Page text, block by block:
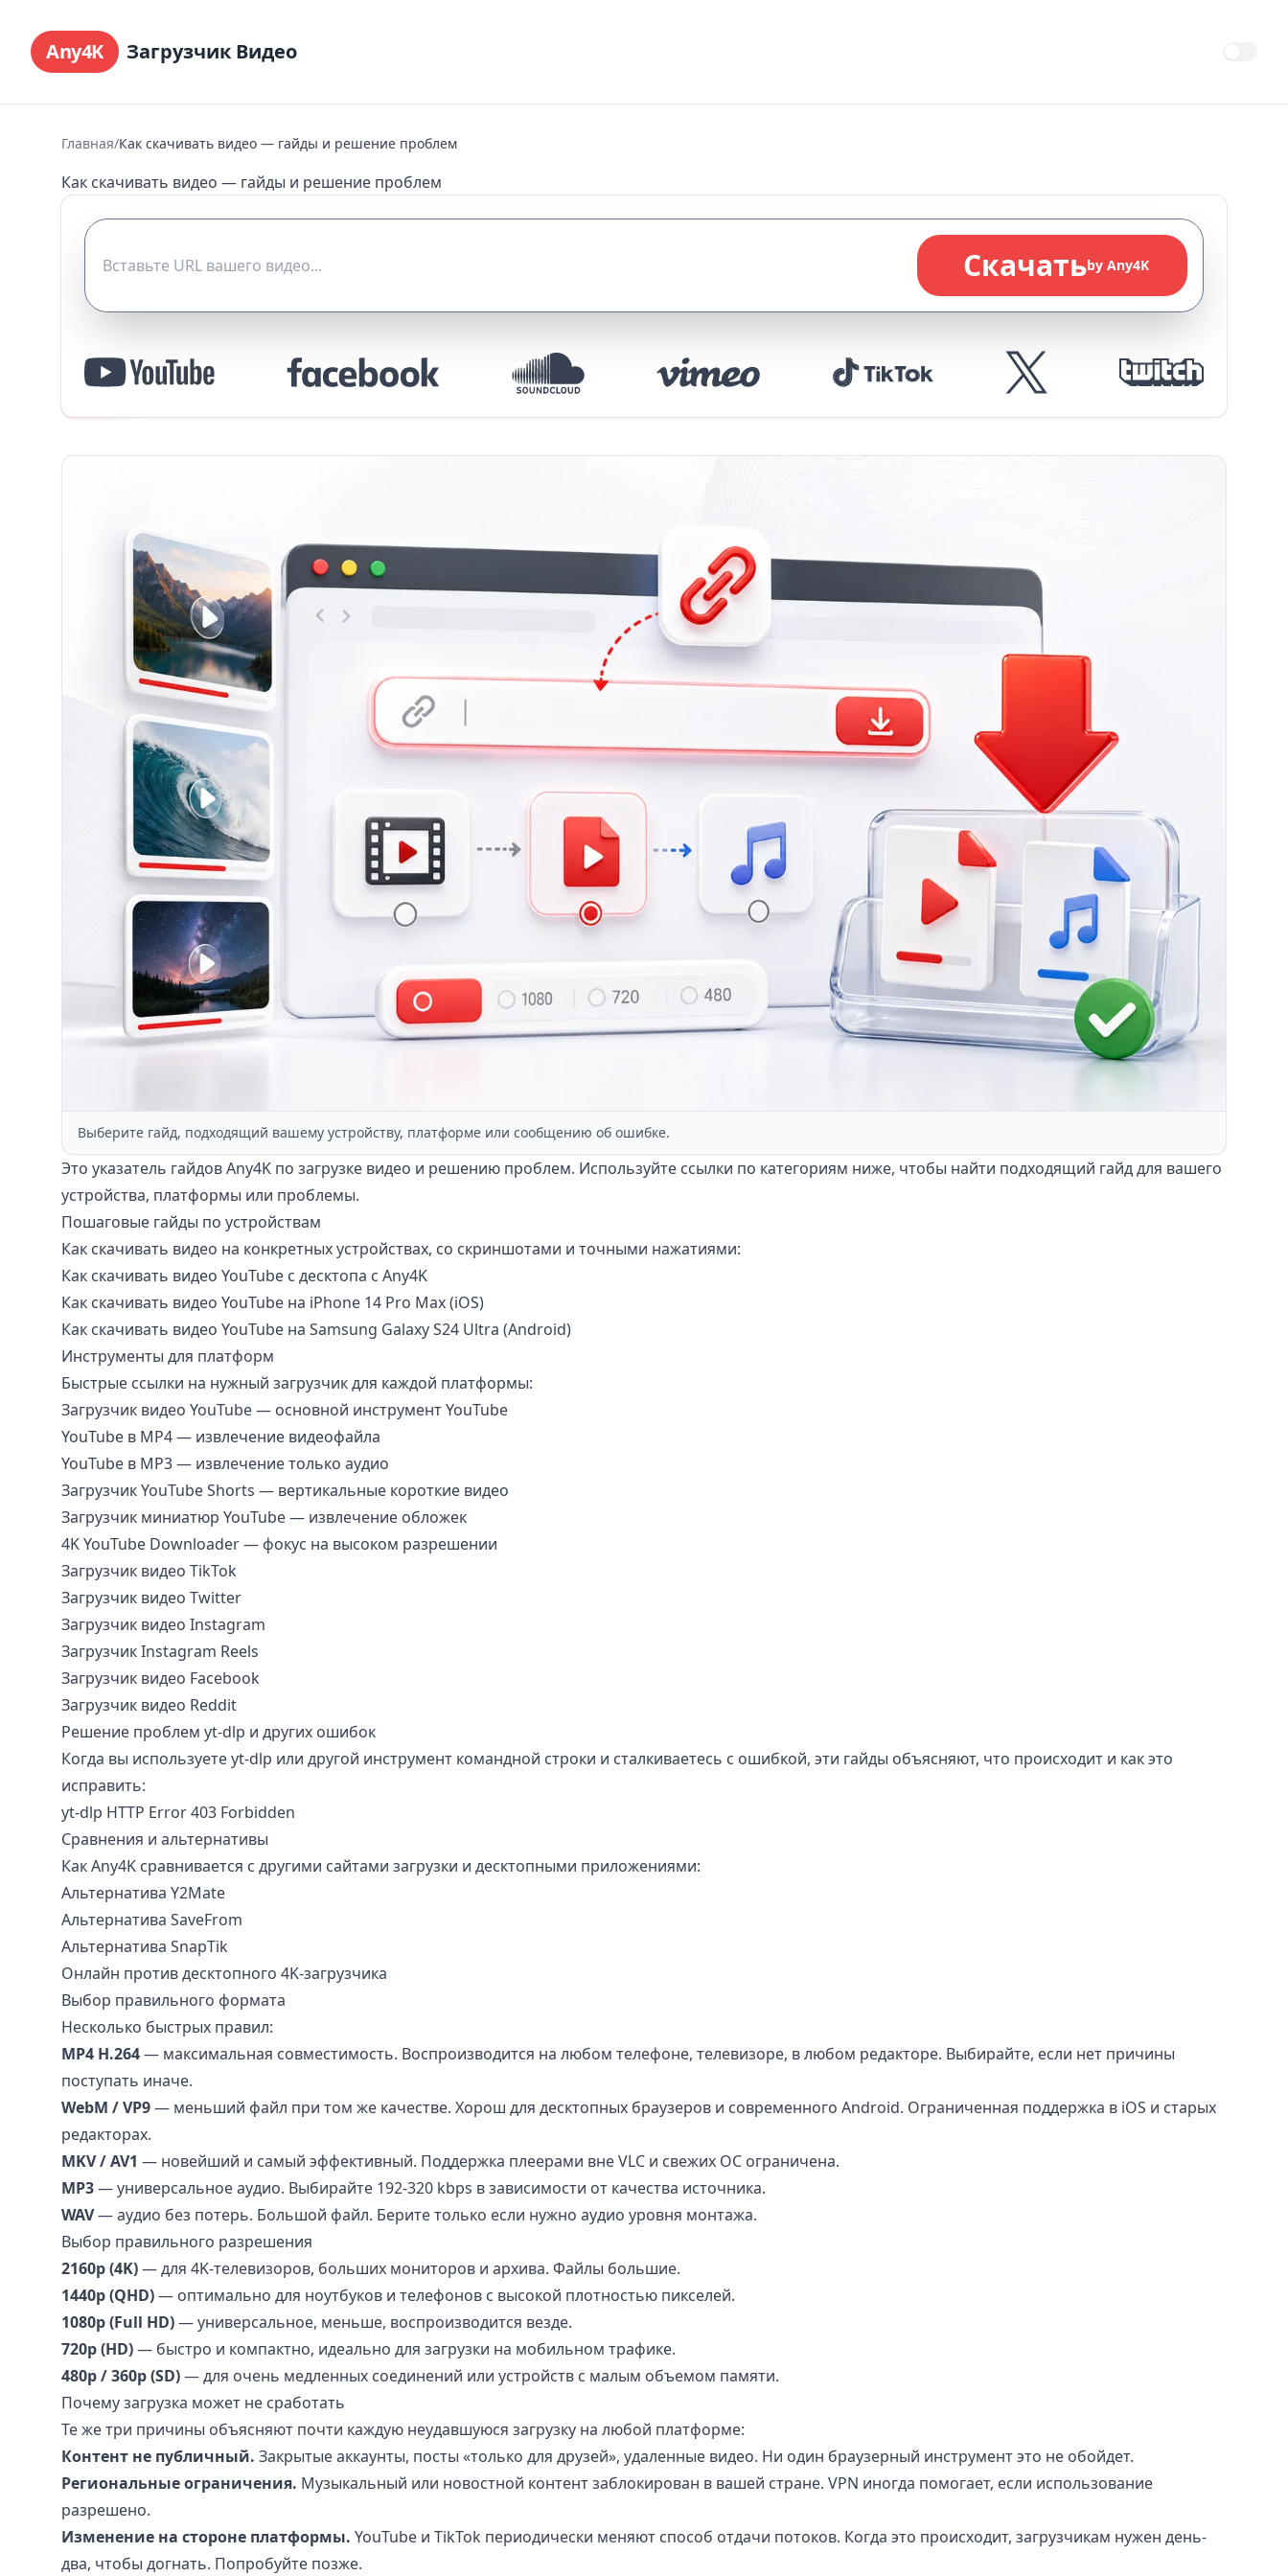
Any4K Загрузчик Видео
Главная/Как скачивать видео — гайды и решение проблем
Как скачивать видео — гайды и решение проблем
Скачатьby Any4K
Выберите гайд, подходящий вашему устройству, платформе или сообщению об ошибке.
Это указатель гайдов Any4K по загрузке видео и решению проблем. Используйте ссылки по категориям ниже, чтобы найти подходящий гайд для вашего
устройства, платформы или проблемы.
Пошаговые гайды по устройствам
Как скачивать видео на конкретных устройствах, со скриншотами и точными нажатиями:
Как скачивать видео YouTube с десктопа с Any4K
Как скачивать видео YouTube на iPhone 14 Pro Max (iOS)
Как скачивать видео YouTube на Samsung Galaxy S24 Ultra (Android)
Инструменты для платформ
Быстрые ссылки на нужный загрузчик для каждой платформы:
Загрузчик видео YouTube— основной инструмент YouTube
YouTube в MP4— извлечение видеофайла
YouTube в MP3— извлечение только аудио
Загрузчик YouTube Shorts — вертикальные короткие видео
Загрузчик миниатюр YouTube— извлечение обложек
4K YouTube Downloader— фокус на высоком разрешении
Загрузчик видео TikTok
Загрузчик видео Twitter
Загрузчик видео Instagram
Загрузчик Instagram Reels
Загрузчик видео Facebook
Загрузчик видео Reddit
Решение проблем yt-dlp и других ошибок
Когда вы используете yt-dlp или другой инструмент командной строки и сталкиваетесь с ошибкой, эти гайды объясняют, что происходит и как это
исправить:
yt-dlp HTTP Error 403 Forbidden
Сравнения и альтернативы
Как Any4K сравнивается с другими сайтами загрузки и десктопными приложениями:
Альтернатива Y2Mate
Альтернатива SaveFrom
Альтернатива SnapTik
Онлайн против десктопного 4K-загрузчика
Выбор правильного формата
Несколько быстрых правил:
MP4 H.264— максимальная совместимость. Воспроизводится на любом телефоне, телевизоре, в любом редакторе. Выбирайте, если нет причины
поступать иначе.
WebM / VP9— меньший файл при том же качестве. Хорош для десктопных браузеров и современного Android. Ограниченная поддержка в iOS и старых
редакторах.
MKV / AV1 — новейший и самый эффективный. Поддержка плеерами вне VLC и свежих ОС ограничена.
MP3— универсальное аудио. Выбирайте 192-320 kbps в зависимости от качества источника.
WAV— аудио без потерь. Большой файл. Берите только если нужно аудио уровня монтажа.
Выбор правильного разрешения
2160p (4K)— для 4K-телевизоров, больших мониторов и архива. Файлы большие.
1440p (QHD)— оптимально для ноутбуков и телефонов с высокой плотностью пикселей.
1080p (Full HD)— универсальное, меньше, воспроизводится везде.
720p (HD)— быстро и компактно, идеально для загрузки на мобильном трафике.
480p / 360p (SD)— для очень медленных соединений или устройств с малым объемом памяти.
Почему загрузка может не сработать
Те же три причины объясняют почти каждую неудавшуюся загрузку на любой платформе:
Контент не публичный. Закрытые аккаунты, посты «только для друзей», удаленные видео. Ни один браузерный инструмент это не обойдет.
Региональные ограничения. Музыкальный или новостной контент заблокирован в вашей стране. VPN иногда помогает, если использование
разрешено.
Изменение на стороне платформы. YouTube и TikTok периодически меняют способ отдачи потоков. Когда это происходит, загрузчикам нужен день-
два, чтобы догнать. Попробуйте позже.